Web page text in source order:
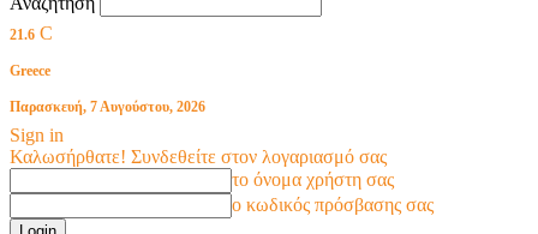
21.6 C
Greece
Παρασκευή, 7 Αυγούστου, 2026
Sign in
Καλωσήρθατε! Συνδεθείτε στον λογαριασμό σας
το όνομα χρήστη σας
ο κωδικός πρόσβασης σας